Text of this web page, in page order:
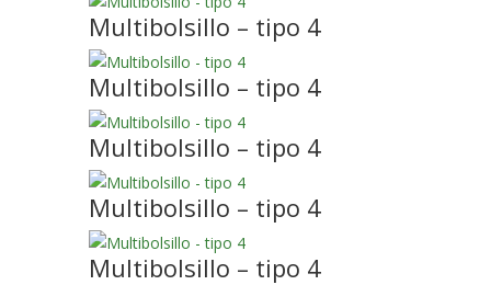
Multibolsillo – tipo 4
Multibolsillo – tipo 4
Multibolsillo – tipo 4
Multibolsillo – tipo 4
Multibolsillo – tipo 4